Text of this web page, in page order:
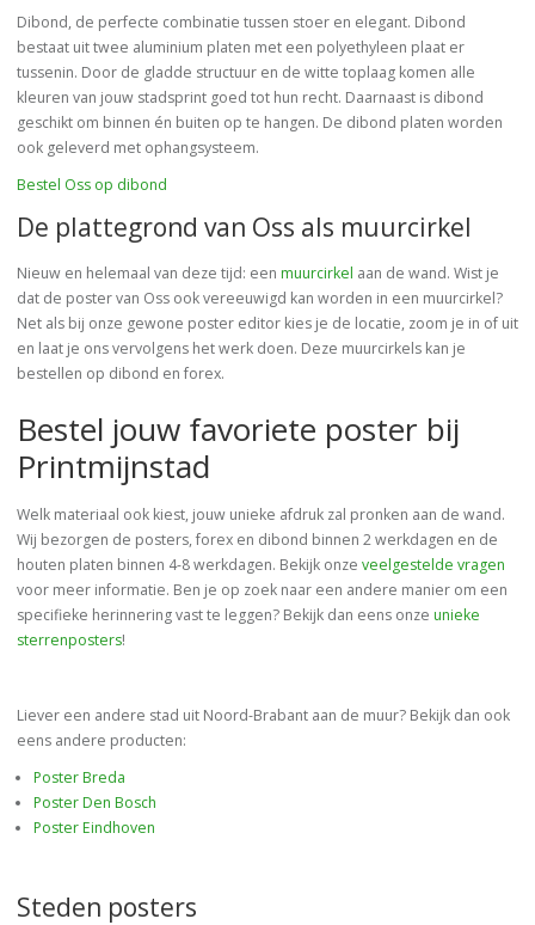
Dibond, de perfecte combinatie tussen stoer en elegant. Dibond
bestaat uit twee aluminium platen met een polyethyleen plaat er
tussenin. Door de gladde structuur en de witte toplaag komen alle
kleuren van jouw stadsprint goed tot hun recht. Daarnaast is dibond
geschikt om binnen én buiten op te hangen. De dibond platen worden
ook geleverd met ophangsysteem.
Bestel Oss op dibond
De plattegrond van Oss als muurcirkel
Nieuw en helemaal van deze tijd: een muurcirkel aan de wand. Wist je
dat de poster van Oss ook vereeuwigd kan worden in een muurcirkel?
Net als bij onze gewone poster editor kies je de locatie, zoom je in of uit
en laat je ons vervolgens het werk doen. Deze muurcirkels kan je
bestellen op dibond en forex.
Bestel jouw favoriete poster bij
Printmijnstad
Welk materiaal ook kiest, jouw unieke afdruk zal pronken aan de wand.
Wij bezorgen de posters, forex en dibond binnen 2 werkdagen en de
houten platen binnen 4-8 werkdagen. Bekijk onze veelgestelde vragen
voor meer informatie. Ben je op zoek naar een andere manier om een
specifieke herinnering vast te leggen? Bekijk dan eens onze unieke
sterrenposters!
Liever een andere stad uit Noord-Brabant aan de muur? Bekijk dan ook
eens andere producten:
Poster Breda
Poster Den Bosch
Poster Eindhoven
Steden posters